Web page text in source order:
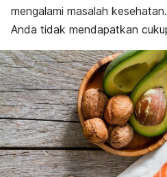
mengalami masalah
Anda tidak mendapatkan